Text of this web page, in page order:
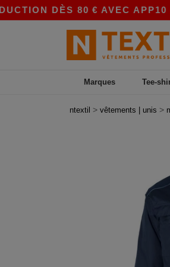
DÈS 80 € AVEC APP10 –
Marques Tee-
ntextil > vêtements | unis >